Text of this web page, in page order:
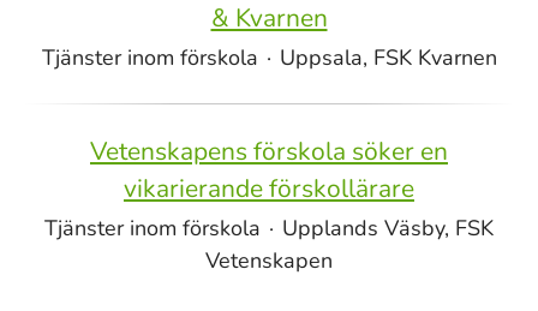
& Kvarnen
Tjänster inom förskola · Uppsala, FSK Kvarnen
Vetenskapens förskola söker en
vikarierande förskollärare
Tjänster inom förskola · Upplands Väsby, FSK
Vetenskapen